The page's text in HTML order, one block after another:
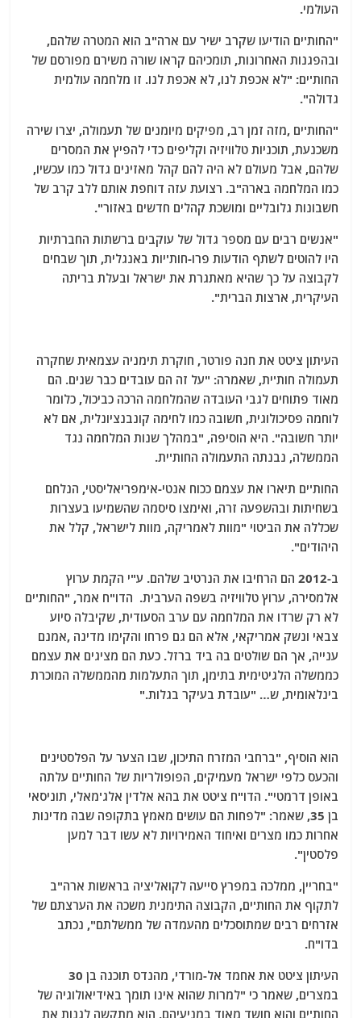
העולמי.
"החות'ים הודיעו שקרב ישיר עם ארה"ב הוא המטרה שלהם,
ובהפגנות האחרונות, תומכיהם קראו שורה משירם מפורסם של
החות'ים: "לא אכפת לנו, לא אכפת לנו. זו מלחמה עולמית
גדולה".
"החות'ים ,מזה זמן רב, מפיקים מיומנים של תעמולה, יצרו שירה
משכנעת, תוכניות טלוויזיה וקליפים כדי להפיץ את המסרים
שלהם, אבל מעולם לא היה להם קהל מאזינים גדול כמו עכשיו,
כמו המלחמה בארה"ב. רצועת עזה דוחפת אותם ללב קרב של
חשבונות גלובליים ומושכת קהלים חדשים באזור".
"אנשים רבים עם מספר גדול של עוקבים ברשתות החברתיות
היו להוטים לשתף הודעות פרו-חות'יות באנגלית, תוך שבחים
לקבוצה על כך שהיא מאתגרת את ישראל ובעלת בריתה
העיקרית, ארצות הברית".
העיתון ציטט את חנה פורטר, חוקרת תימניה עצמאית שחקרה
תעמולה חות'ית, שאמרה: "על זה הם עובדים כבר שנים. הם
מאוד פתוחים לגבי העובדה שהמלחמה הרכה כביכול, כלומר
לוחמה פסיכולוגית, חשובה כמו לחימה קונבנציונלית, אם לא
יותר חשובה". היא הוסיפה, "במהלך שנות המלחמה נגד
הממשלה, נבנתה התעמולה החות'ית.
החות'ים תיארו את עצמם ככוח אנטי-אימפריאליסטי, הנלחם
בשחיתות ובהשפעה זרה, ואימצו סיסמה שהשמיעו בעצרות
שכללה את הביטוי "מוות לאמריקה, מוות לישראל, קלל את
היהודים".
ב-2012 הם הרחיבו את הנרטיב שלהם. ע"י הקמת ערוץ
אלמסירה, ערוץ טלוויזיה בשפה הערבית. הדו"ח אמר, "החות'ים
לא רק שרדו את המלחמה עם ערב הסעודית, שקיבלה סיוע
צבאי ונשק אמריקאי, אלא הם גם פרחו והקימו מדינה ,אמנם
ענייה, אך הם שולטים בה ביד ברזל. כעת הם מציגים את עצמם
כממשלה הלגיטימית בתימן, תוך התעלמות מהממשלה המוכרת
בינלאומית, ש… "עובדת בעיקר בגלות."
הוא הוסיף, "ברחבי המזרח התיכון, שבו הצער על הפלסטינים
והכעס כלפי ישראל מעמיקים, הפופולריות של החות'ים עלתה
באופן דרמטי". הדו"ח ציטט את בהא אלדין אלג'מאלי, תוניסאי
בן 35, שאמר: "לפחות הם עושים מאמץ בתקופה שבה מדינות
אחרות כמו מצרים ואיחוד האמירויות לא עשו דבר למען
פלסטין".
"בחריין, ממלכה במפרץ סייעה לקואליציה בראשות ארה"ב
לתקוף את החות'ים, הקבוצה התימנית משכה את הערצתם של
אזרחים רבים שמתוסכלים מהעמדה של ממשלתם", נכתב
בדו"ח.
העיתון ציטט את אחמד אל-מורדי, מהנדס תוכנה בן 30
במצרים, שאמר כי "למרות שהוא אינו תומך באידיאולוגיה של
החות'ים והוא חושד מאוד במניעיהם, הוא מתקשה לגנות את